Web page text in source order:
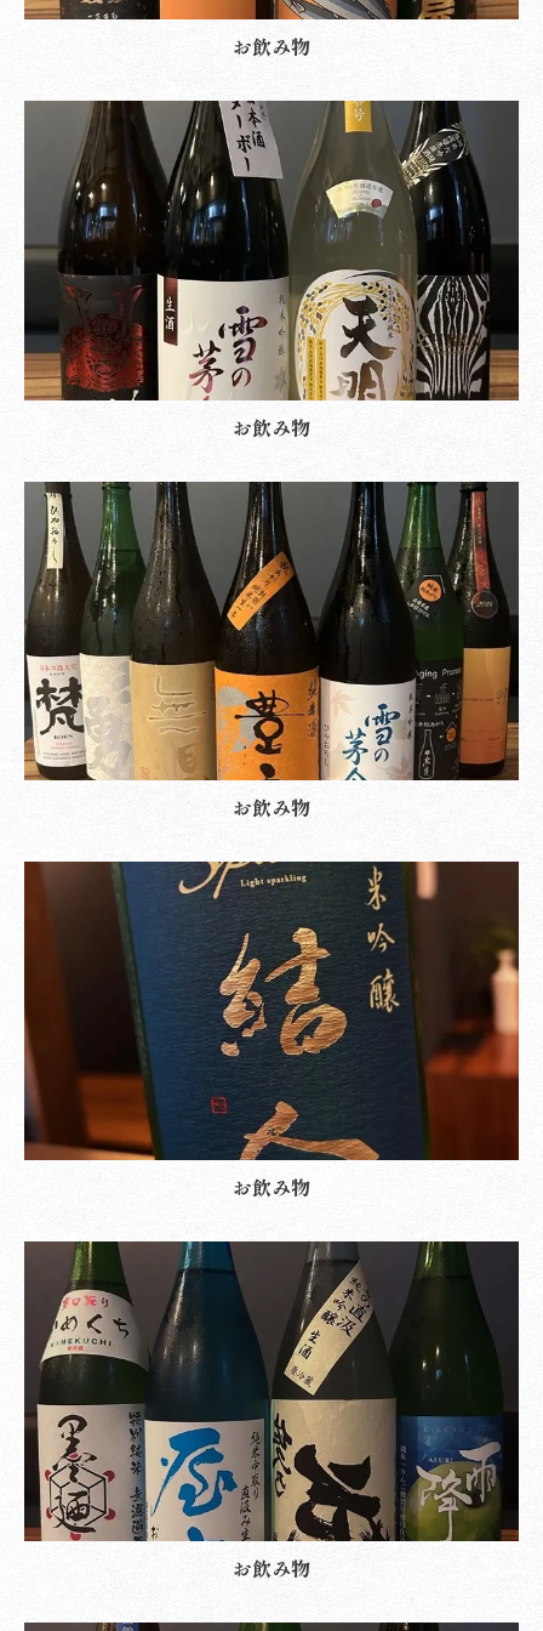
お飲み物
お飲み物
お飲み物
お飲み物
お飲み物
お気軽にお問い合わせください